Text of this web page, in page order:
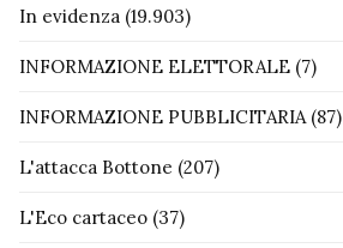
In evidenza (19.903)
INFORMAZIONE ELETTORALE (7)
INFORMAZIONE PUBBLICITARIA(87)
L'attacca Bottone (207)
L'Eco cartaceo (37)